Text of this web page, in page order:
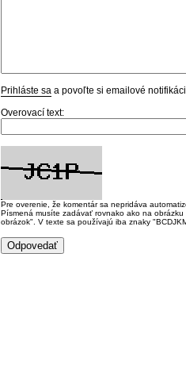
Prihláste sa a povoľte si emailové
Overovací text:
Pre overenie, že komentár sa nepridáva
Písmená musíte zadávať rovnako ako na
obrázok". V texte sa používajú iba znaky